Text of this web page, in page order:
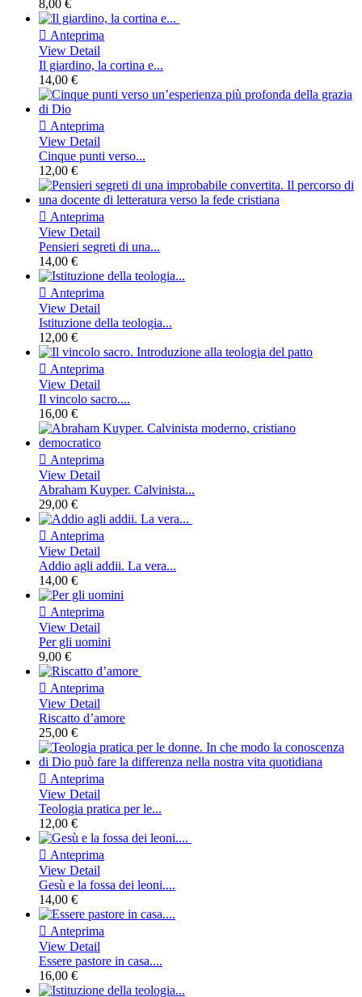
8,00 €
 Anteprima
View Detail
Il giardino, la cortina e...
14,00 €
 Anteprima
View Detail
Cinque punti verso...
12,00 €
 Anteprima
View Detail
Pensieri segreti di una...
14,00 €
 Anteprima
View Detail
Istituzione della teologia...
12,00 €
 Anteprima
View Detail
Il vincolo sacro....
16,00 €
 Anteprima
View Detail
Abraham Kuyper. Calvinista...
29,00 €
 Anteprima
View Detail
Addio agli addii. La vera...
14,00 €
 Anteprima
View Detail
Per gli uomini
9,00 €
 Anteprima
View Detail
Riscatto d’amore
25,00 €
 Anteprima
View Detail
Teologia pratica per le...
12,00 €
 Anteprima
View Detail
Gesù e la fossa dei leoni....
14,00 €
 Anteprima
View Detail
Essere pastore in casa....
16,00 €